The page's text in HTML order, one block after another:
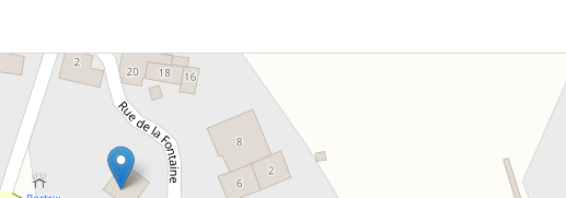
Cliquez sur le bouton pour afficher la carte.